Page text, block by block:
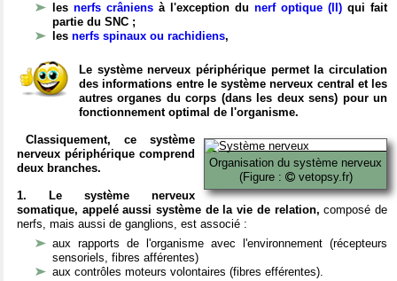
les nerfs crâniens à l'exception du nerf optique (II) qui fait
partie du SNC ;
les nerfs spinaux ou rachidiens,
Le système nerveux périphérique permet la circulation
des informations entre le système nerveux central et les
autres organes du corps (dans les deux sens) pour un
fonctionnement optimal de l'organisme.
Organisation du système nerveux
(Figure :
vetopsy.fr)
Classiquement, ce système
nerveux périphérique comprend
deux branches.
1. Le système nerveux
somatique, appelé aussi système de la vie de relation, composé de
nerfs, mais aussi de ganglions, est associé :
aux rapports de l'organisme avec l'environnement (récepteurs
sensoriels, fibres afférentes)
aux contrôles moteurs volontaires (fibres efférentes).